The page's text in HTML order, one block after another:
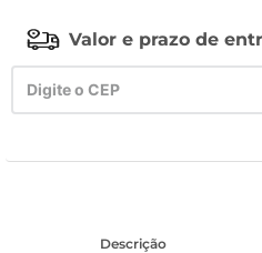
Valor e prazo de
Descrição